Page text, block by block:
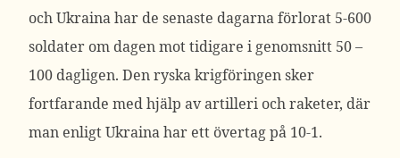
och Ukraina har de senaste dagarna förlorat 5-600
soldater om dagen mot tidigare i genomsnitt 50 –
100 dagligen. Den ryska krigföringen sker
fortfarande med hjälp av artilleri och raketer, där
man enligt Ukraina har ett övertag på 10-1.